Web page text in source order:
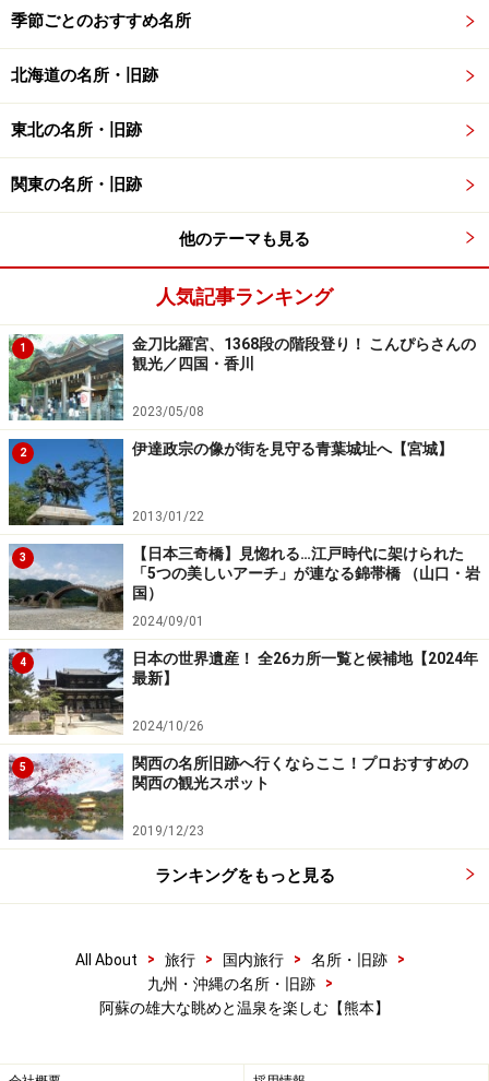
高い場所。自然が作り出した天然の展望台というわけで
すね。
・地図：Yahoo! 地図情報
阿蘇の山々の雄姿を楽しむ
大観峰からの阿蘇の山々の眺め。時計をはずして、大切な
人とずっと見ていたい風景です
展望台からは根子岳を中心とする阿蘇の山々を見ること
ができます。実は阿蘇山という名前の山はなく、阿蘇五
岳と言われる５つの山の総称。阿蘇五岳とは、根子岳、
高岳、中岳、烏帽子岳、杵島岳の５つの山で構成されて
いて、それぞれ山容が違います。大観峰から見えるのは
左側の大きな山が根子岳、右側の山が高岳、中岳などに
なります。阿蘇山の噴火で良く映し出される火口がある
のは中岳です。
の町並み。外輪山のカルデラの中に町が作られていると
いうことが一目でわかります。周囲のパノラマも素晴ら
しく眺めているうちに時間がたつのを忘れてしまいそう
の豊かな緑が目に入ってきます。外輪山の尾根沿いに走
季節ごとのおすすめ名所
北海道の名所・旧跡
東北の名所・旧跡
関東の名所・旧跡
他のテーマも見る
人気記事ランキング
1
金刀比羅宮、1368段の階段登り！ こんぴらさんの
観光／四国・香川
2023/05/08
2 伊達政宗の像が街を見守る青葉城址へ【宮城】
2013/01/22
3
【日本三奇橋】見惚れる…江戸時代に架けられた
「5つの美しいアーチ」が連なる錦帯橋 （山口・岩
国）
2024/09/01
4
日本の世界遺産！ 全26カ所一覧と候補地【2024年
最新】
2024/10/26
5
関西の名所旧跡へ行くならここ！プロおすすめの
関西の観光スポット
2019/12/23
ランキングをもっと見る
All About > 旅行 > 国内旅行 > 名所・旧跡
>
九州・沖縄の名所・旧跡
>
阿蘇の雄大な眺めと温泉を楽しむ【熊本】